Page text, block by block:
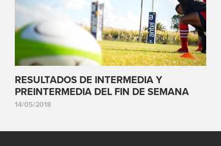
RESULTADOS DE INTERMEDIA Y
PREINTERMEDIA DEL FIN DE SEMANA
14/05/2018